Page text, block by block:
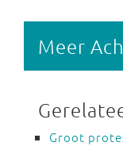
Meer
Groot